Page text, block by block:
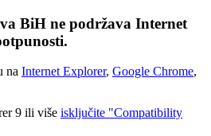
BiH ne podržava Internet
na Internet Explorer, Google Chrome,
9 ili više isključite "Compatibility